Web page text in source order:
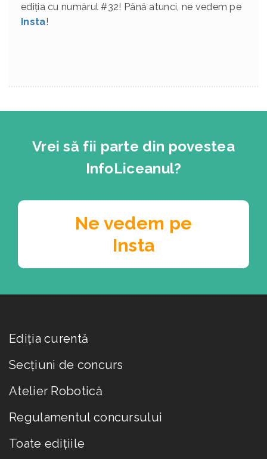
ediția cu numărul #32! Până atunci, ne vedem pe
Insta!
Vrei să fii parte din povestea
InfoLiceanul?
Ne vedem pe
Insta
Ediția curentă
Secțiuni de concurs
Atelier Robotică
Regulamentul concursului
Toate edițiile